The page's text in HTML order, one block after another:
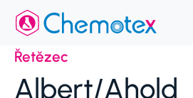
Řetězec
Albert/Ahold